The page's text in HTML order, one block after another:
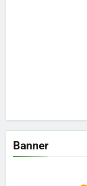
Banner